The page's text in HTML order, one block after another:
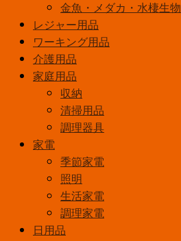
金魚・メダカ・水棲生物
レジャー用品
ワーキング用品
介護用品
家庭用品
収納
清掃用品
調理器具
家電
季節家電
照明
生活家電
調理家電
日用品